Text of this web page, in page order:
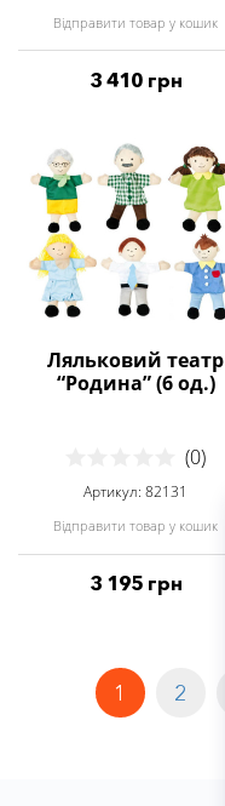
Відправити товар у кошик
3 410 грн
Ляльковий театр
“Родина” (6 од.)
(0)
Артикул: 82131
Відправити товар у кошик
3 195 грн
1 2